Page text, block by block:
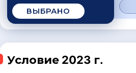
ВЫБРАНО
Условие 2023 г.